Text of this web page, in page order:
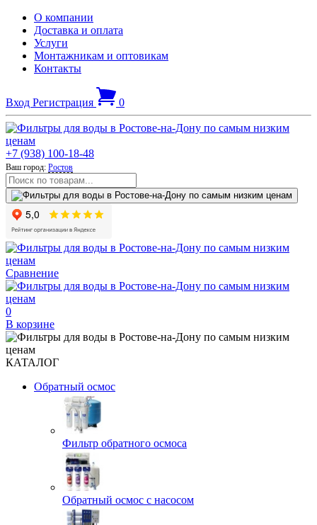
О компании
Доставка и оплата
Услуги
Монтажникам и оптовикам
Контакты
Вход Регистрация 0
+7 (938) 100-18-48
Ваш город: Ростов
Сравнение
0
В корзине
КАТАЛОГ
Обратный осмос
Фильтр обратного осмоса
Обратный осмос с насосом